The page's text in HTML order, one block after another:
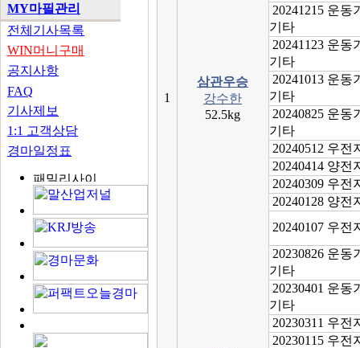
MY마필관리
전체기사목록
WIN머니구매
공지사항
FAQ
기사제보
1:1 고객상담
경마일정표
1
삼관우승
강수한
52.5kg
20241215 운동
기타
20241123 운동
기타
20241013 운동
기타
20240825 운동
기타
20240512 우전
20240414 양전
20240309 우전
20240128 양전
20240107 우전
20230826 운동
기타
20230401 운동
기타
20230311 우전
20230115 우전